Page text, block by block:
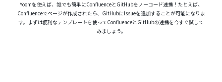
Yoomを使えば、誰でも簡単にConfluenceとGitHubをノーコード連携！たとえば、
Confluenceでページが作成されたら、GitHubにIssueを追加することが可能になりま
す。まずは便利なテンプレートを使ってConfluenceとGitHubの連携を今すぐ試して
みましょう。